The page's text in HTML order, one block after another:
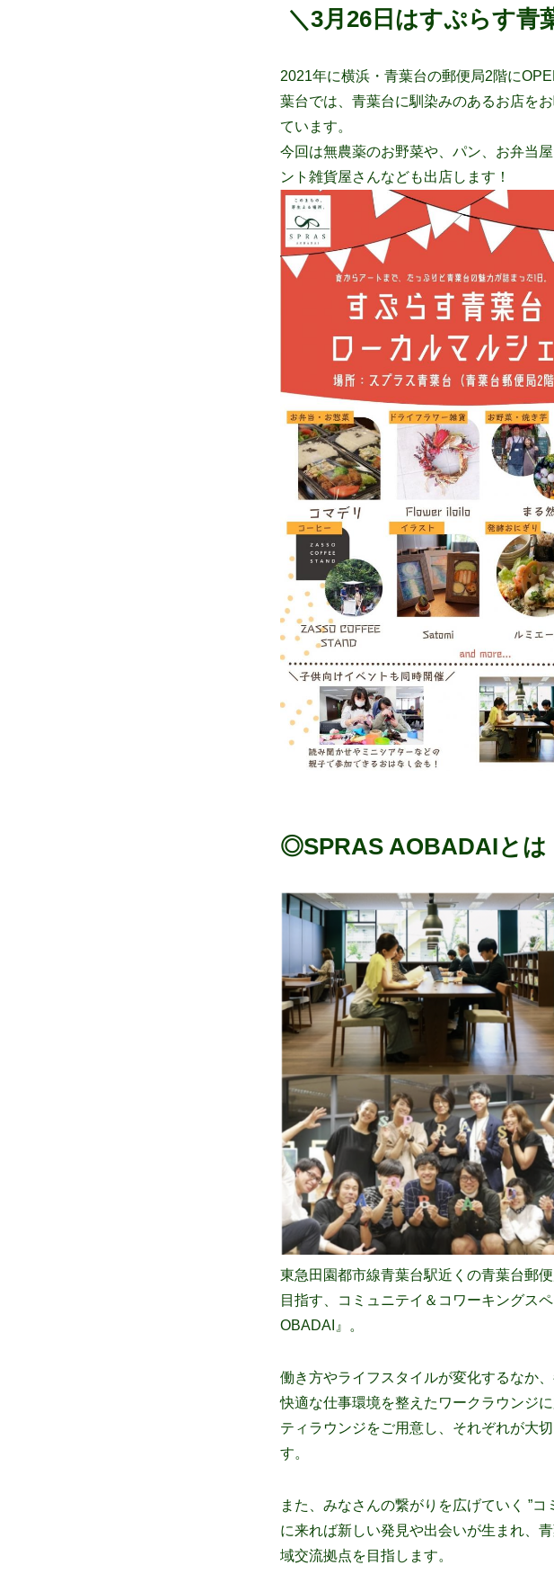
＼3月26日はすぷらす青
2021年に横浜・青葉台の郵便局2階に
葉台では、青葉台に馴染みのあるお店を
ています。
今回は無農薬のお野菜や、パン、お弁当
ント雑貨屋さんなども出店します！
◎SPRAS AOBADAIとは
東急田園都市線青葉台駅近くの青葉台郵
目指す、コミュニテイ＆コワーキングス
OBADAI』。
働き方やライフスタイルが変化するなか
快適な仕事環境を整えたワークラウンジ
ティラウンジをご用意し、それぞれが大
す。
また、みなさんの繋がりを広げていく ”
に来れば新しい発見や出会いが生まれ、
域交流拠点を目指します。